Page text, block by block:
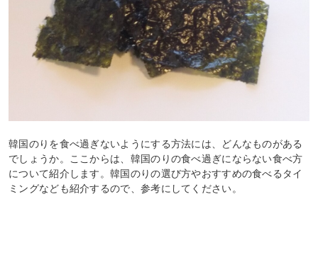
韓国のりを食べ過ぎないようにする方法には、どんなものがある
でしょうか。ここからは、韓国のりの食べ過ぎにならない食べ方
について紹介します。韓国のりの選び方やおすすめの食べるタイ
ミングなども紹介するので、参考にしてください。